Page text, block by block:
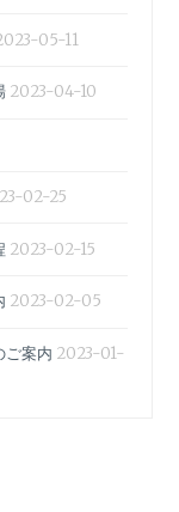
05-11
2023-04-10
02-25
2023-02-15
2023-02-05
ご案内 2023-01-